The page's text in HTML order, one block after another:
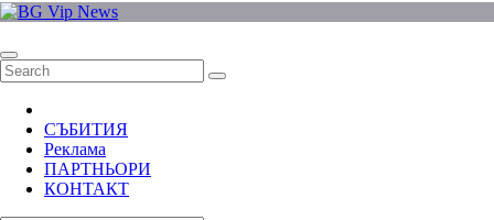
СЪБИТИЯ
Реклама
ПАРТНЬОРИ
КОНТАКТ